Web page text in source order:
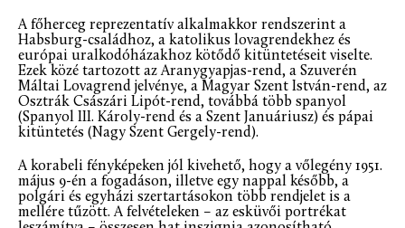
A főherceg reprezentatív alkalmakkor rendszerint a
Habsburg-családhoz, a katolikus lovagrendekhez és
európai uralkodóházakhoz kötődő kitüntetéseit viselte.
Ezek közé tartozott az Aranygyapjas-rend, a Szuverén
Máltai Lovagrend jelvénye, a Magyar Szent István-rend, az
Osztrák Császári Lipót-rend, továbbá több spanyol
(Spanyol III. Károly-rend és a Szent Januáriusz) és pápai
kitüntetés (Nagy Szent Gergely-rend).
A korabeli fényképeken jól kivehető, hogy a vőlegény 1951.
május 9-én a fogadáson, illetve egy nappal később, a
polgári és egyházi szertartásokon több rendjelet is a
mellére tűzött. A felvételeken – az esküvői portrékat